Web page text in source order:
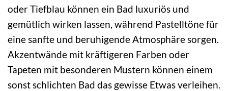
oder Tiefblau können ein Bad luxuriös und
gemütlich wirken lassen, während Pastelltöne für
eine sanfte und beruhigende Atmosphäre sorgen.
Akzentwände mit kräftigeren Farben oder
Tapeten mit besonderen Mustern können einem
sonst schlichten Bad das gewisse Etwas verleihen.